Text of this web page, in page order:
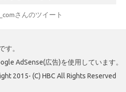
さんのツイート
す。
AdSense(広告)を使用しています。
2015- (C) HBC All Rights Reserved